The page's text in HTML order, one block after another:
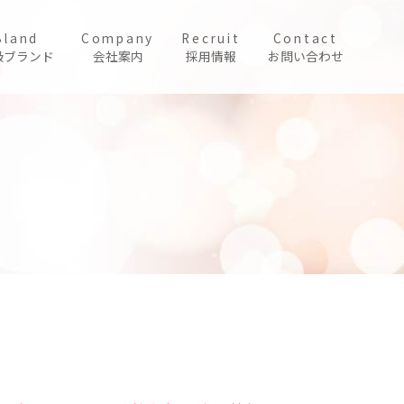
ランド
Company
会社案内
Recruit
採用情報
Contact
お問い合わせ